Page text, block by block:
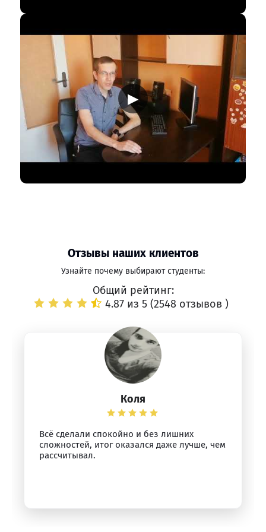
▶
Отзывы наших клиентов
Узнайте почему выбирают студенты:
Общий рейтинг:
4.87 из 5 (2548 отзывов )
Коля
Всё сделали спокойно и без лишних
сложностей, итог оказался даже лучше, чем
рассчитывал.